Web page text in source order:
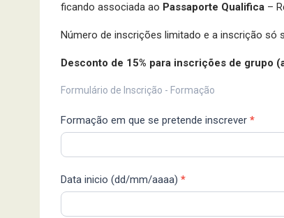
ficando associada ao Passaporte Qualifica –
Número de inscrições limitado e a inscrição só
Desconto de 15% para inscrições de grupo
Ficha
Inscrição
2025
Formulário de Inscrição - Formação
Formação em que se pretende inscrever *
Data inicio (dd/mm/aaaa) *